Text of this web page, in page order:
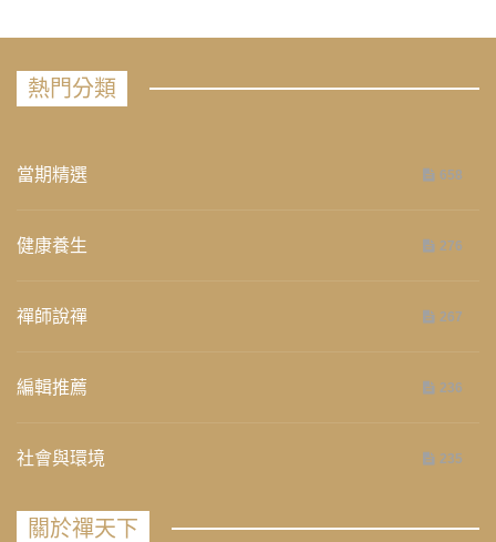
熱門分類
當期精選 658
健康養生 276
禪師說禪 267
編輯推薦 236
社會與環境 235
關於禪天下